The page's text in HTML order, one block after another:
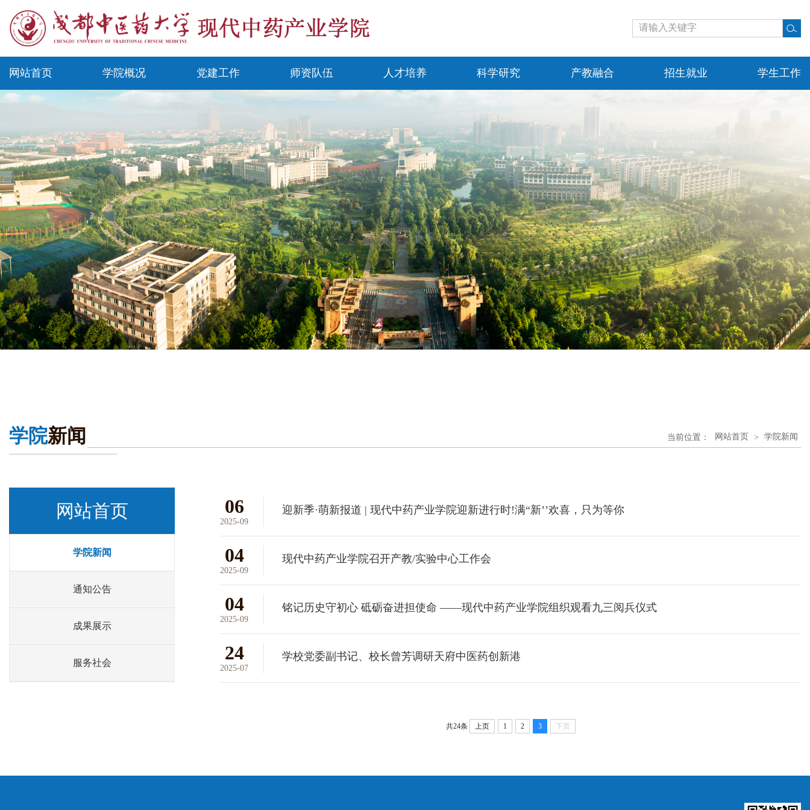
网站首页 学院概况 党建工作 师资队伍 人才培养 科学研究 产教融合 招生就业 学生工作
学院新闻 当前位置： 网站首页 > 学院新闻
网站首页
学院新闻
通知公告
成果展示
服务社会
06
2025-09
迎新季·萌新报道 | 现代中药产业学院迎新进行时!满“新’’欢喜，只为等你
04
2025-09
现代中药产业学院召开产教/实验中心工作会
04
2025-09
铭记历史守初心 砥砺奋进担使命 ——现代中药产业学院组织观看九三阅兵仪式
24
2025-07
学校党委副书记、校长曾芳调研天府中医药创新港
共24条 上页 1 2 3 下页